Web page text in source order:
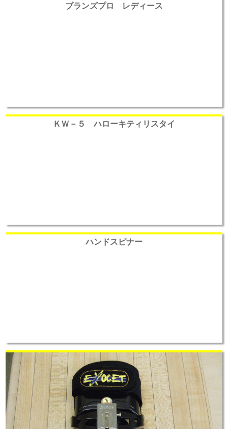
ブランズプロ レディース
ＫＷ－５ ハローキティリスタイ
ハンドスピナー